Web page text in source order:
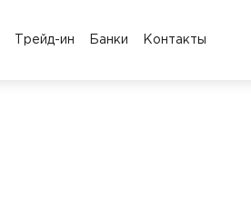
Трейд-ин Банки Контакты